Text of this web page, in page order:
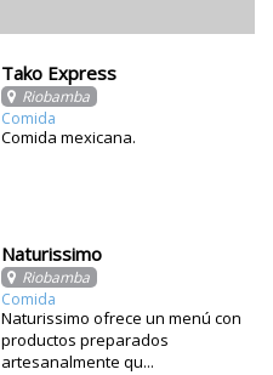
Tako Express
Riobamba
Comida
Comida mexicana.
Naturissimo
Riobamba
Comida
Naturissimo ofrece un menú con
productos preparados
artesanalmente qu...